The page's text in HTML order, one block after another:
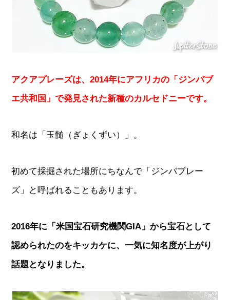
アクアプレーズは、2014年にアフリカの「ジンバブ
エ共和国」で発見された新種のカルセドニーです。
和名は「玉髄（ぎょくずい）」。
初めて採掘された場所にちなんで「ジンバプレー
ズ」と呼ばれることもあります。
2016年に「米国宝石研究機関GIA」から宝石として
認められたのをキッカケに、一気に知名度が上がり
話題となりました。